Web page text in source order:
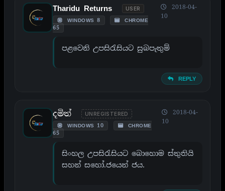
Tharidu Returns USER
WINDOWS 8
CHROME
65
2018-04-
10
පළවෙනි උපසිරැසියට සුබපැතුම්
REPLY
දමිත් UNREGISTERED
WINDOWS 10
CHROME
65
2018-04-
10
සිංහල උපසිරැසියට බොහොම ස්තුතියි
සහන් සහෝ.ජයෙන් ජය.